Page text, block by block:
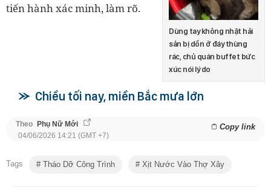
Dùng tay không nhặt hải
sản bị dồn ở đáy thùng
rác, chủ quán buffet bức
xúc nói lý do
tiến hành xác minh, làm rõ.
Chiều tối nay, miền Bắc mưa lớn
Theo Phụ Nữ Mới Copy link
04/06/2026 14:21 (GMT +7)
Tags Tháo Dỡ Công Trình Xịt Nước Vào Thợ Xây